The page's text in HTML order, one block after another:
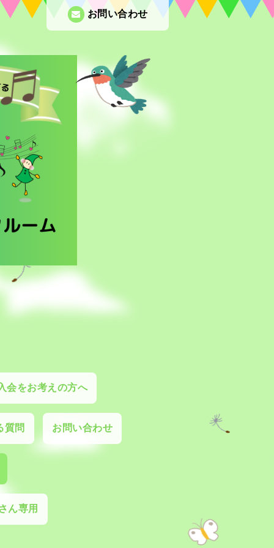
お問い合わせ
会をお考えの方へ
質問 お問い合わせ
ん専用